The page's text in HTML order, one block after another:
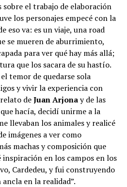
sobre el trabajo de elaboración
los personajes empecé con la
eso va: es un viaje, una road
se mueren de aburrimiento,
para ver qué hay más allá;
que los sacara de su hastío.
temor de quedarse sola
y vivir la experiencia con
deJuan Arjonay de las
hacía, decidí unirme a la
llevaban los animales y realicé
imágenes a ver como
machas y composición que
inspiración en los campos en los
Cardedeu, y fui construyendo
en la realidad”.